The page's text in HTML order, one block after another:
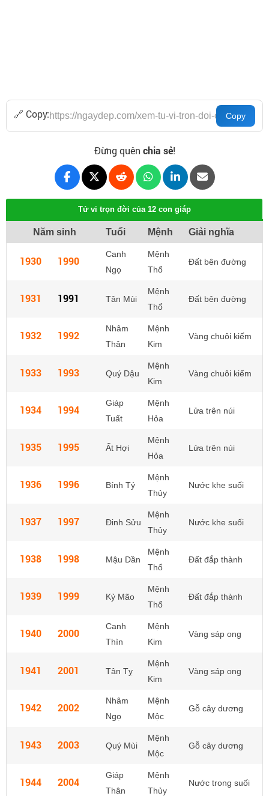
🔗 Copy:
Đừng quên chia sẻ!
Tử vi trọn đời của 12 con giáp
Năm sinh Tuổi Mệnh Giải nghĩa
1930 1990
Canh
Ngọ
Mệnh
Thổ
Đất bên đường
1931 1991 Tân Mùi
Mệnh
Thổ
Đất bên đường
1932 1992
Nhâm
Thân
Mệnh
Kim
Vàng chuôi kiếm
1933 1993 Quý Dậu
Mệnh
Kim
Vàng chuôi kiếm
1934 1994
Giáp
Tuất
Mệnh
Hỏa
Lửa trên núi
1935 1995 Ất Hợi
Mệnh
Hỏa
Lửa trên núi
1936 1996 Bính Tý
Mệnh
Thủy
Nước khe suối
1937 1997 Đinh Sửu
Mệnh
Thủy
Nước khe suối
1938 1998 Mậu Dần
Mệnh
Thổ
Đất đắp thành
1939 1999 Kỷ Mão
Mệnh
Thổ
Đất đắp thành
1940 2000
Canh
Thìn
Mệnh
Kim
Vàng sáp ong
1941 2001 Tân Tỵ
Mệnh
Kim
Vàng sáp ong
1942 2002
Nhâm
Ngọ
Mệnh
Mộc
Gỗ cây dương
1943 2003 Quý Mùi
Mệnh
Mộc
Gỗ cây dương
1944 2004
Giáp
Thân
Mệnh
Thủy
Nước trong suối